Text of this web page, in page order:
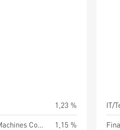
1,23 %
Intl Business Machines Corp.
1,15 %
IT/